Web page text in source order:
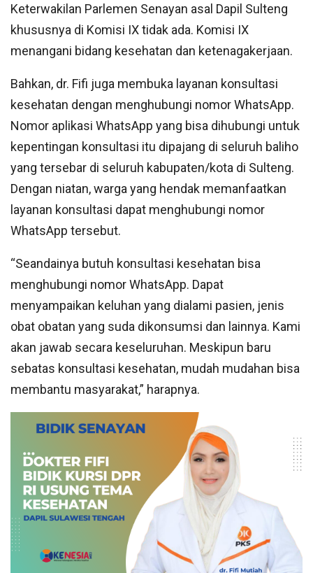
Keterwakilan Parlemen Senayan asal Dapil Sulteng
khususnya di Komisi IX tidak ada. Komisi IX
menangani bidang kesehatan dan ketenagakerjaan.
Bahkan, dr. Fifi juga membuka layanan konsultasi
kesehatan dengan menghubungi nomor WhatsApp.
Nomor aplikasi WhatsApp yang bisa dihubungi untuk
kepentingan konsultasi itu dipajang di seluruh baliho
yang tersebar di seluruh kabupaten/kota di Sulteng.
Dengan niatan, warga yang hendak memanfaatkan
layanan konsultasi dapat menghubungi nomor
WhatsApp tersebut.
“Seandainya butuh konsultasi kesehatan bisa
menghubungi nomor WhatsApp. Dapat
menyampaikan keluhan yang dialami pasien, jenis
obat obatan yang suda dikonsumsi dan lainnya. Kami
akan jawab secara keseluruhan. Meskipun baru
sebatas konsultasi kesehatan, mudah mudahan bisa
membantu masyarakat,” harapnya.